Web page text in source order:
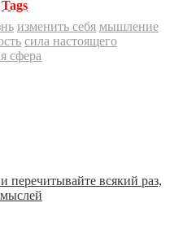
Tags
изменить себя мышление
сила настоящего
сфера
перечитывайте всякий раз,
мыслей